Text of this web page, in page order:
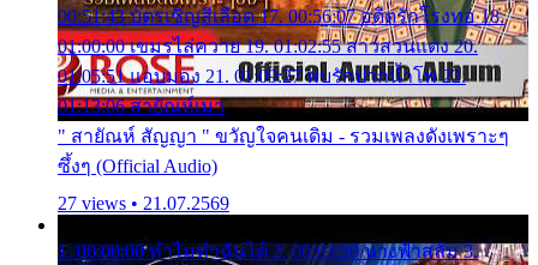
00:51:43 บัตรเชิญสีเลือด 17. 00:56:07 อดีตรักโรงทอ 18.
01:00:00 เขมรไล่ควาย 19. 01:02:55 สาวสวนแตง 20.
01:05:51 แอบมอง 21. 01:09:27 พบรักปากน้ำโพ 22.
01:13:06 สายัณห์เมา
" สายัณห์ สัญญา " ขวัญใจคนเดิม - รวมเพลงดังเพราะๆ
ซึ้งๆ (Official Audio)
27 views • 21.07.2569
1. 00:00:00 ทำไมทำฉันได้ 2. 00:03:20 นางฟ้าสลัม 3.